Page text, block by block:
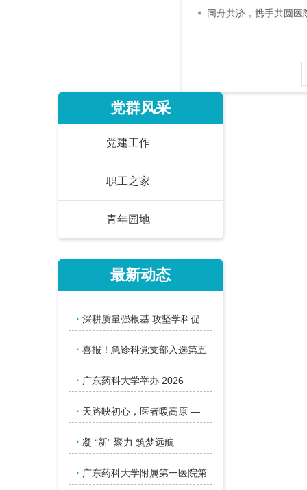
同舟共济，携手共圆医
党群风采
党建工作
职工之家
青年园地
最新动态
· 深耕质量强根基 攻坚学科促
· 喜报！急诊科党支部入选第五
· 广东药科大学举办 2026
· 天路映初心，医者暖高原 —
· 凝 “新” 聚力 筑梦远航
· 广东药科大学附属第一医院第